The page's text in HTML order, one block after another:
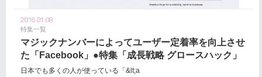
2016.01.08
特集一覧
マジックナンバーによってユーザー定着率を向上させ
た「Facebook」●特集「成長戦略 グロースハック」
日本でも多くの人が使っている「&lt;a